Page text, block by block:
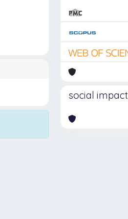
social impact